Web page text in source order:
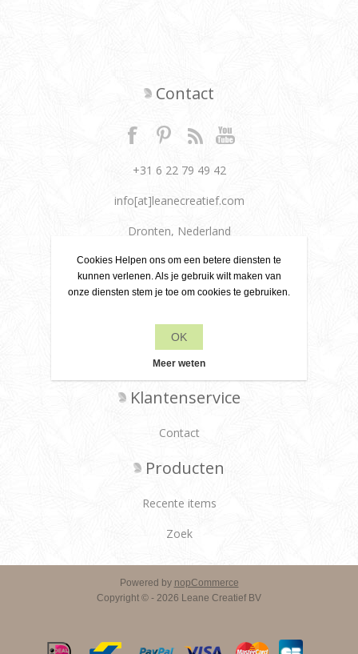
Contact
+31 6 22 79 49 42
info[at]leanecreatief.com
Dronten, Nederland
Leane Creatief
Privacy beleid
Over ons
Leveringsvoorwaarden
Klantenservice
Contact
Producten
Recente items
Zoek
Powered by nopCommerce
Copyright © - 2026 Leane Creatief BV
Cookies Helpen ons om een betere diensten te
kunnen verlenen. Als je gebruik wilt maken van
onze diensten stem je toe om cookies te gebruiken.
OK
Meer weten